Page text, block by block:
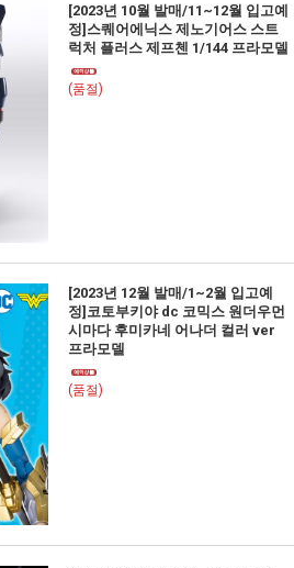
[2023년 10월 발매/11~12월 입고예
정]스퀘어에닉스 제노기어스 스트
럭처 플러스 제프첸 1/144 프라모델
(품절)
[2023년 12월 발매/1~2월 입고예
정]코토부키야 dc 코믹스 원더우먼
시마다 후미카네 어나더 컬러 ver
프라모델
(품절)